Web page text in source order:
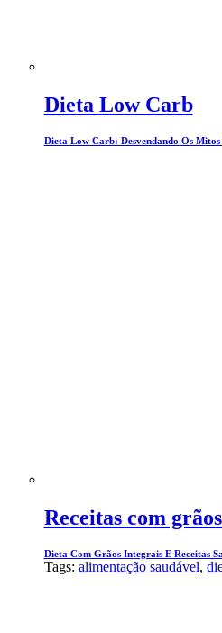
Dieta Low Carb
Dieta Low Carb: Desvendando Os Mitos
Receitas com
Dieta Com Grãos Integrais E Receitas
Tags: alimentação saudável,